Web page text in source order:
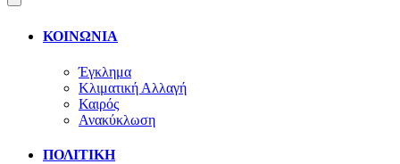
ΚΟΙΝΩΝΙΑ
Έγκλημα
Κλιματική Αλλαγή
Καιρός
Ανακύκλωση
ΠΟΛΙΤΙΚΗ